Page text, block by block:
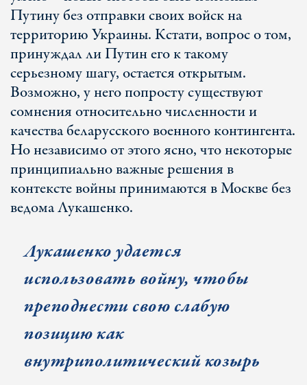
Путину без отправки своих войск на
территорию Украины. Кстати, вопрос о том,
принуждал ли Путин его к такому
серьезному шагу, остается открытым.
Возможно, у него попросту существуют
сомнения относительно численности и
качества беларусского военного контингента.
Но независимо от этого ясно, что некоторые
принципиально важные решения в
контексте войны принимаются в Москве без
ведома Лукашенко.
Лукашенко удается
использовать войну, чтобы
преподнести свою слабую
позицию как
внутриполитический козырь